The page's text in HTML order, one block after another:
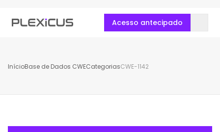
Acesso antecipado
InícioBase de Dados CWECategoriasCWE-1142